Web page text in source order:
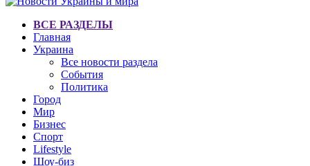
ВСЕ РАЗДЕЛЫ
Главная
Украина
Все новости раздела
События
Политика
Город
Мир
Бизнес
Спорт
Lifestyle
Шоу-биз